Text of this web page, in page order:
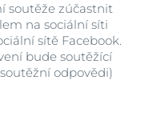
soutěže zúčastnit
na sociální síti
sítě Facebook.
bude soutěžící
odpovědi)